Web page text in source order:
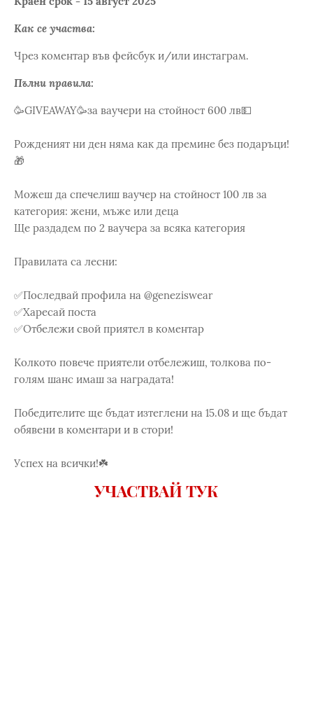
Как се участва:
Чрез коментар във фейсбук и/или инстаграм.
Пълни правила:
🥳GIVEAWAY🥳за ваучери на стойност 600 лв💵
Рожденият ни ден няма как да премине без подаръци!
🎁
Можеш да спечелиш ваучер на стойност 100 лв за
категория: жени, мъже или деца
Ще раздадем по 2 ваучера за всяка категория
Правилата са лесни:
✅Последвай профила на @geneziswear
✅Харесай поста
✅Отбележи свой приятел в коментар
Колкото повече приятели отбележиш, толкова по-
голям шанс имаш за наградата!
Победителите ще бъдат изтеглени на 15.08 и ще бъдат
обявени в коментари и в стори!
Успех на всички!☘️
УЧАСТВАЙ ТУК